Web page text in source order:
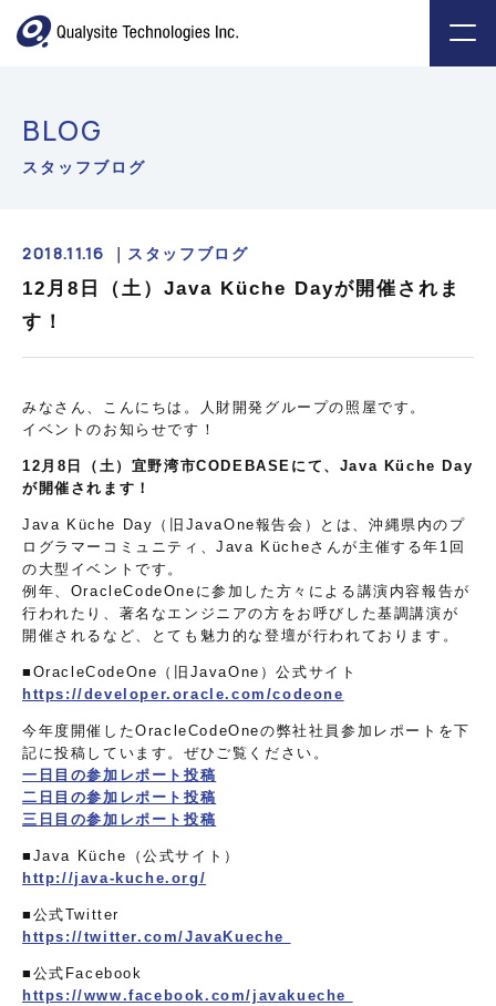
BLOG
スタッフブログ
2018.11.16 ｜ スタッフブログ
12月8日（土）Java Küche Dayが開催されま
す！
みなさん、こんにちは。人財開発グループの照屋です。
イベントのお知らせです！
12月8日（土）宜野湾市CODEBASEにて、Java Küche Day
が開催されます！
Java Küche Day（旧JavaOne報告会）とは、沖縄県内のプ
ログラマーコミュニティ、Java Kücheさんが主催する年1回
の大型イベントです。
例年、OracleCodeOneに参加した方々による講演内容報告が
行われたり、著名なエンジニアの方をお呼びした基調講演が
開催されるなど、とても魅力的な登壇が行われております。
■OracleCodeOne（旧JavaOne）公式サイト
https://developer.oracle.com/codeone
今年度開催したOracleCodeOneの弊社社員参加レポートを下
記に投稿しています。ぜひご覧ください。
一日目の参加レポート投稿
二日目の参加レポート投稿
三日目の参加レポート投稿
■Java Küche（公式サイト）
http://java-kuche.org/
■公式Twitter
https://twitter.com/JavaKueche
■公式Facebook
https://www.facebook.com/javakueche